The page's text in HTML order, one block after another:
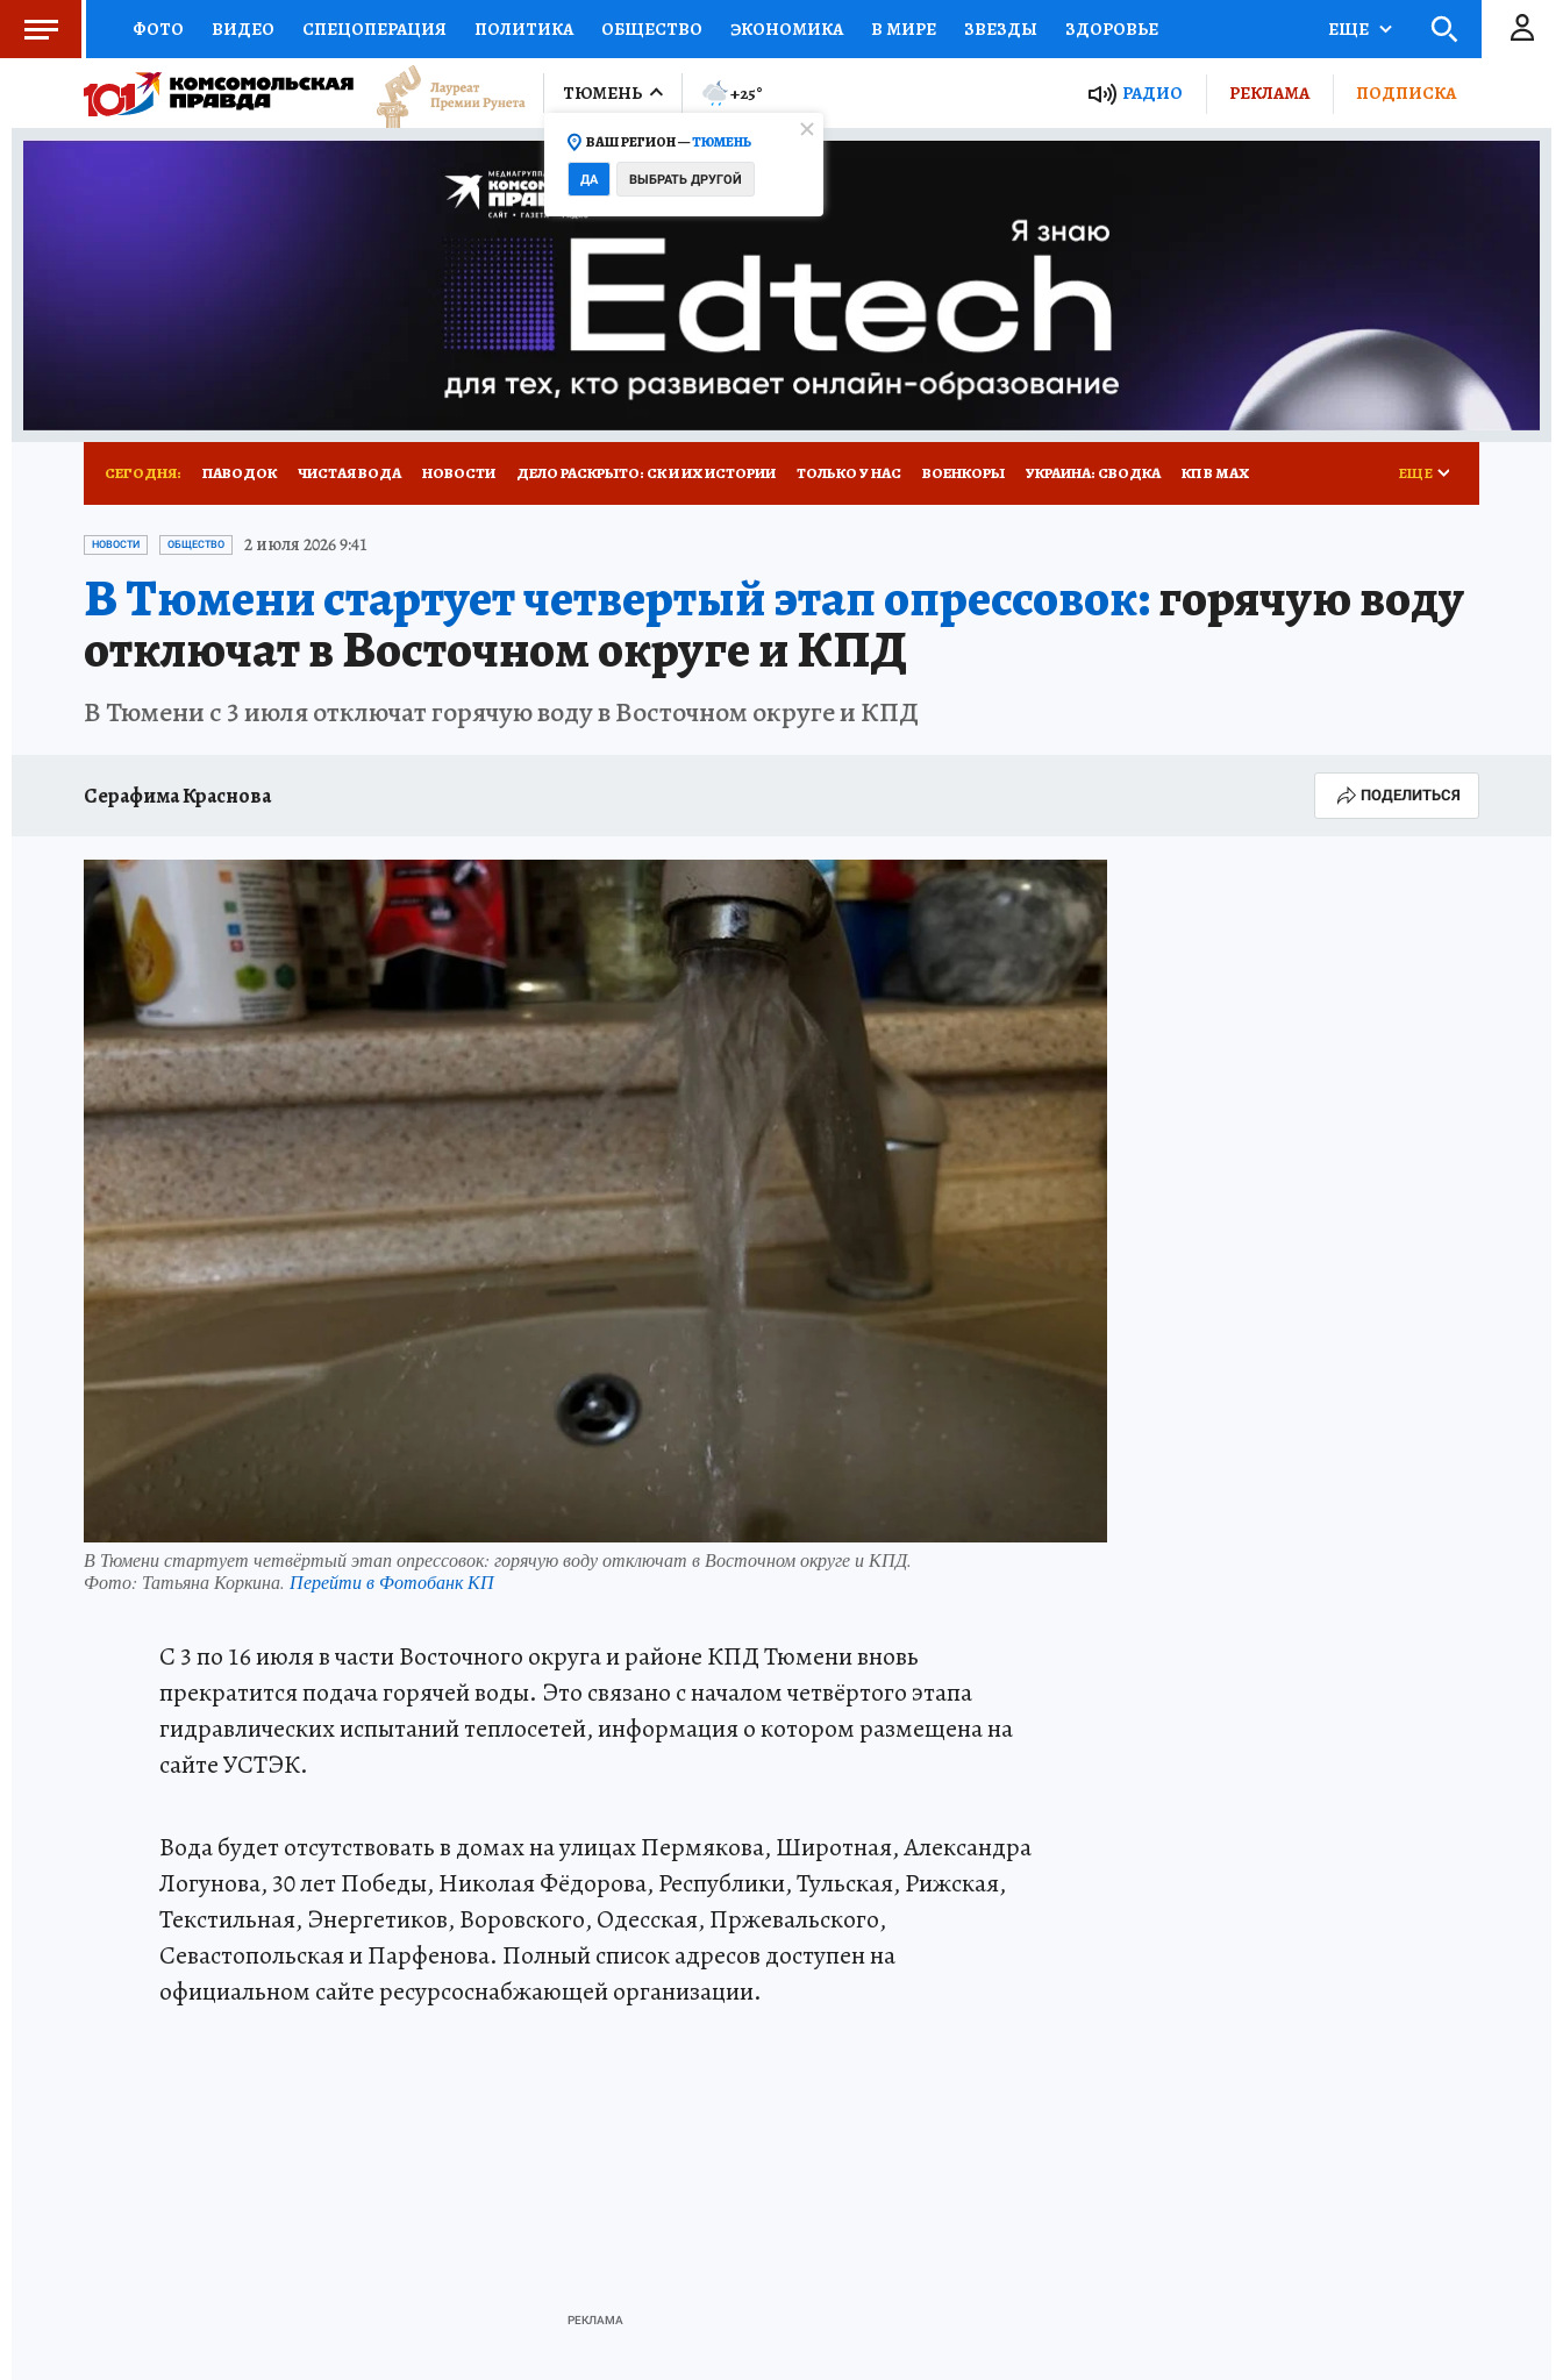
ФОТО ВИДЕО СПЕЦОПЕРАЦИЯ ПОЛИТИКА ОБЩЕСТВО ЭКОНОМИКА В МИРЕ ЗВЕЗДЫ ЗДОРОВЬЕ
СОЦПОДДЕРЖКА НАУКА СПОРТ КОЛУМНИСТЫ ПРОИСШЕСТВИЯ НАЦИОНАЛЬНЫЕ ПРОЕКТЫ РОССИИ
ВЫБОР ЭКСПЕРТОВ ДОКТОР ФИНАНСЫ ОТКРЫВАЕМ МИР Я ЗНАЮ СЕМЬЯ ЖЕНСКИЕ СЕКРЕТЫ ПУТЕВОДИТЕЛЬ
ПРОГНОЗЫ НА СПОРТ ПРОМОКОДЫ СЕРИАЛЫ
ТЕЛЕВИЗОР КОЛЛЕКЦИИ КОНКУРСЫ ГИД ПОТРЕБИТЕЛЯ
НОВОЕ НА САЙТЕ
ЕЩЕ
ТЮМЕНЬ
ВАШ РЕГИОН —ТЮМЕНЬ
ДА ВЫБРАТЬ ДРУГОЙ
+25° РАДИО РЕКЛАМА ПОДПИСКА
СЕГОДНЯ: ПАВОДОК ЧИСТАЯ ВОДА НОВОСТИ ДЕЛО РАСКРЫТО: СК И ИХ ИСТОРИИ ТОЛЬКО У НАС ВОЕНКОРЫ УКРАИНА: СВОДКА КП В МАХ
ОТДЫХ В РОССИИ ЗАПОВЕДНАЯ РОССИЯ
ЕЩЕ
НОВОСТИ ОБЩЕСТВО 2 июля 2026 9:41
В Тюмени стартует четвертый этап опрессовок:горячую воду
отключат в Восточном округе и КПД
В Тюмени с 3 июля отключат горячую воду в Восточном округе и КПД
Серафима Краснова ПОДЕЛИТЬСЯ
В Тюмени стартует четвёртый этап опрессовок: горячую воду отключат в Восточном округе и КПД.
Фото: Татьяна Коркина. Перейти в Фотобанк КП
С 3 по 16 июля в части Восточного округа и районе КПД Тюмени вновь
прекратится подача горячей воды. Это связано с началом четвёртого этапа
гидравлических испытаний теплосетей, информация о котором размещена на
сайте УСТЭК.
Вода будет отсутствовать в домах на улицах Пермякова, Широтная, Александра
Логунова, 30 лет Победы, Николая Фёдорова, Республики, Тульская, Рижская,
Текстильная, Энергетиков, Воровского, Одесская, Пржевальского,
Севастопольская и Парфенова. Полный список адресов доступен на
официальном сайте ресурсоснабжающей организации.